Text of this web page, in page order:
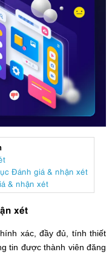
Đánh giá & nhận xét
& nhận xét
xét
xác, đầy đủ, tính thiết
tin được thành viên đăng